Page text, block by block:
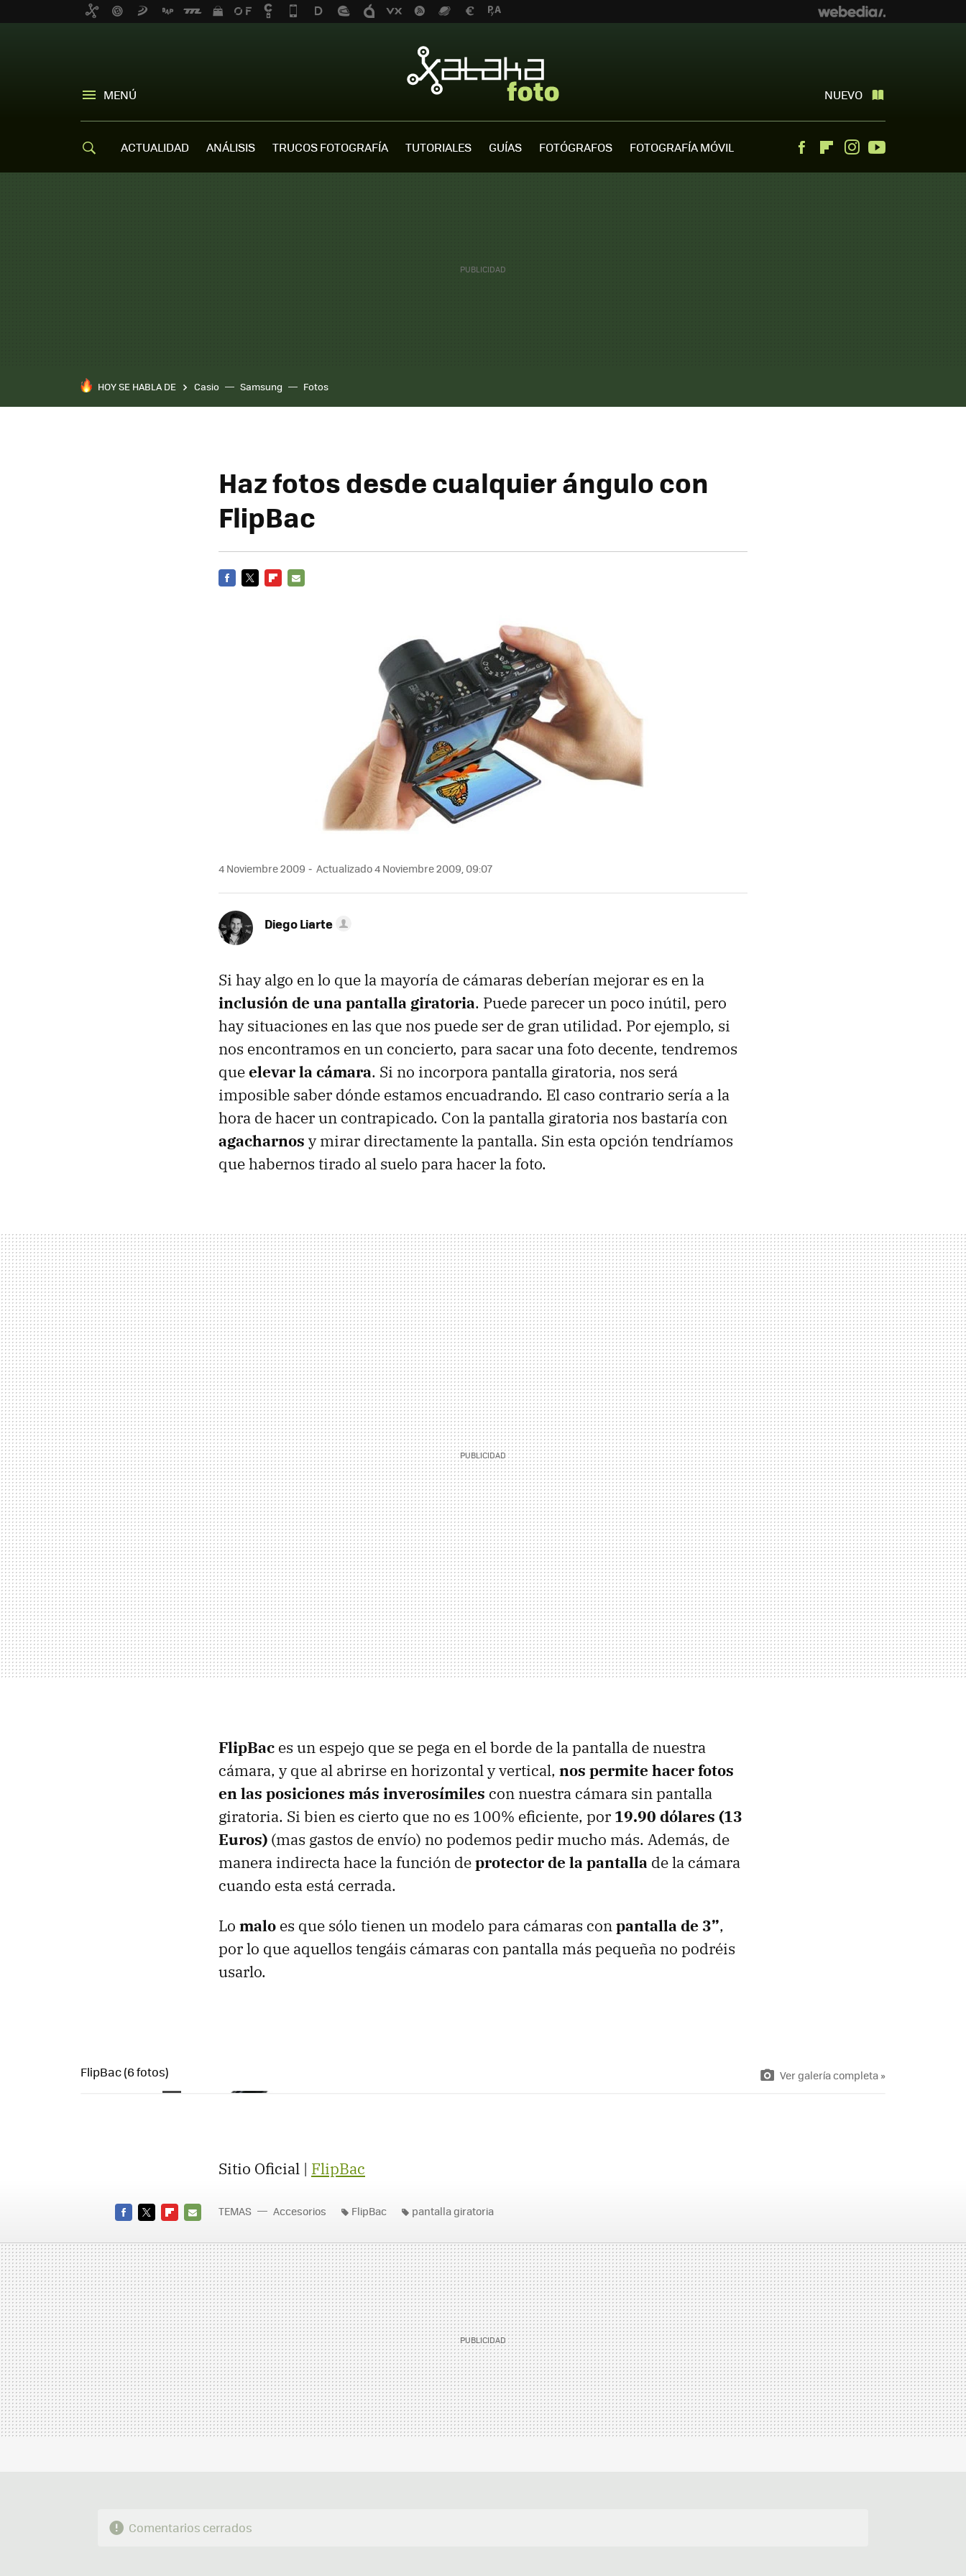
MENÚ NUEVO
ACTUALIDAD ANÁLISIS TRUCOS FOTOGRAFÍA TUTORIALES GUÍAS FOTÓGRAFOS FOTOGRAFÍA MÓVIL FacebookFlipboardInstagram
HOY SE HABLA DE Casio Samsung Fotos
Haz fotos desde cualquier ángulo con
FlipBac
4 Noviembre 2009 Actualizado 4 Noviembre 2009, 09:07
Diego Liarte
Si hay algo en lo que la mayoría de cámaras deberían mejorar es en la
inclusión de una pantalla giratoria. Puede parecer un poco inútil, pero
hay situaciones en las que nos puede ser de gran utilidad. Por ejemplo, si
nos encontramos en un concierto, para sacar una foto decente, tendremos
queelevar la cámara. Si no incorpora pantalla giratoria, nos será
imposible saber dónde estamos encuadrando. El caso contrario sería a la
hora de hacer un contrapicado. Con la pantalla giratoria nos bastaría con
agacharnos y mirar directamente la pantalla. Sin esta opción tendríamos
que habernos tirado al suelo para hacer la foto.
FlipBac es un espejo que se pega en el borde de la pantalla de nuestra
cámara, y que al abrirse en horizontal y vertical, nos permite hacer fotos
en las posiciones más inverosímiles con nuestra cámara sin pantalla
giratoria. Si bien es cierto que no es 100% eficiente, por 19.90 dólares (13
Euros) (mas gastos de envío) no podemos pedir mucho más. Además, de
manera indirecta hace la función deprotector de la pantalla de la cámara
cuando esta está cerrada.
Lo malo es que sólo tienen un modelo para cámaras conpantalla de 3”,
por lo que aquellos tengáis cámaras con pantalla más pequeña no podréis
usarlo.
Ver galería completa »
FlipBac (6 fotos)
Sitio Oficial | FlipBac
MAIL
TEMAS Accesorios FlipBac pantalla giratoria
Comentarios cerrados